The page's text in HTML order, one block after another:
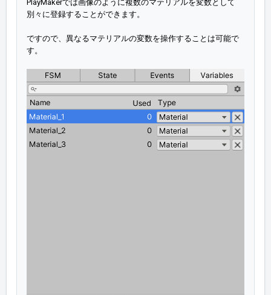
PlayMakerでは画像のように複数のマテリアルを変数として
別々に登録することができます。
ですので、異なるマテリアルの変数を操作することは可能で
す。